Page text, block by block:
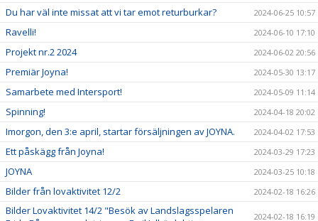
Du har väl inte missat att vi tar emot returburkar? 2024-06-25 10:57
Ravelli! 2024-06-10 17:10
Projekt nr.2 2024 2024-06-02 20:56
Premiär Joyna! 2024-05-30 13:17
Samarbete med Intersport! 2024-05-09 11:14
Spinning! 2024-04-18 20:02
Imorgon, den 3:e april, startar försäljningen av JOYNA. 2024-04-02 17:53
Ett påskägg från Joyna! 2024-03-29 17:23
JOYNA 2024-03-25 10:18
Bilder från lovaktivitet 12/2 2024-02-18 16:26
Bilder Lovaktivitet 14/2 "Besök av Landslagsspelaren
2024-02-18 16:19